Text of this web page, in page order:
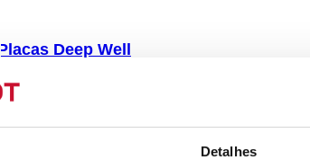
Detalhes
Placas Deep Well